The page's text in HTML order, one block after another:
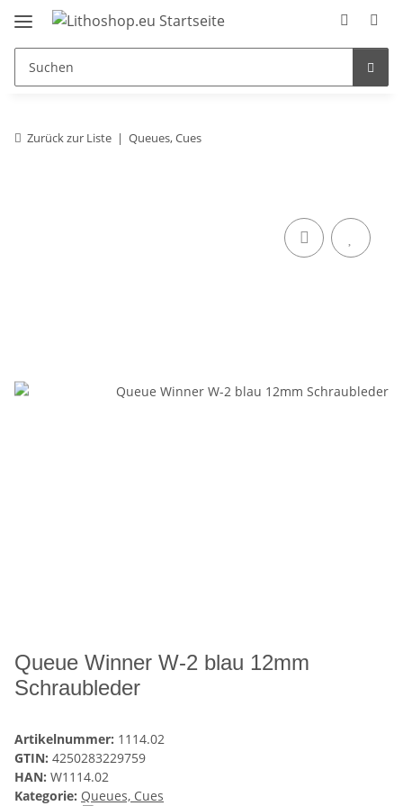
Zurück zur Liste Queues, Cues
Queue Winner W-2 blau 12mm
Schraubleder
Artikelnummer: 1114.02
GTIN: 4250283229759
HAN: W1114.02
Kategorie: Queues, Cues